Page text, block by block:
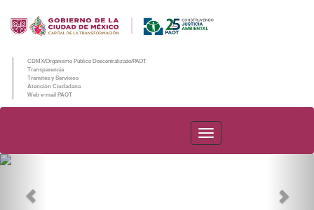
CDMX/Organismo Público Descentralizado/PAOT
Transparencia
Trámites y Servicios
Atención Ciudadana
Web e-mail PAOT
PAOT